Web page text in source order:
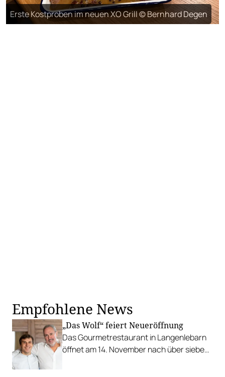
Erste Kostproben im neuen XO Grill © Bernhard Degen
Empfohlene News
„Das Wolf“ feiert Neueröffnung
Das Gourmetrestaurant in Langenlebarn
öffnet am 14. November nach über sieben